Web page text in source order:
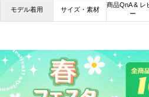
モデル着用 サイズ・素材
商品QnA & レ
ー